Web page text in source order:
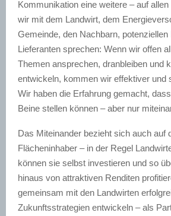
Kommunikation eine weitere – auf allen
wir mit dem Landwirt, dem
Gemeinde, den Nachbarn,
Lieferanten sprechen: Wenn wir offen
Themen ansprechen, dranbleiben und
entwickeln, kommen wir effektiver und
Wir haben die Erfahrung gemacht,
Beine stellen können – aber nur
Das Miteinander bezieht sich auch auf
Flächeninhaber – in der Regel
können sie selbst investieren und so
hinaus von attraktiven Renditen
gemeinsam mit den Landwirten
Zukunftsstrategien entwickeln – als